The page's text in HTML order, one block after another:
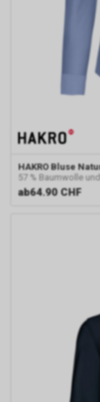
HAKRO Bluse
57 % Baumwolle
ab64.90 CHF